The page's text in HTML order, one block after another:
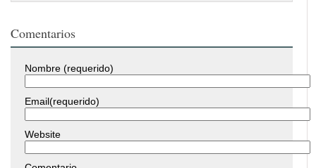
Comentarios
Nombre (requerido)
Email(requerido)
Website